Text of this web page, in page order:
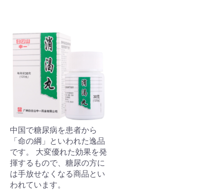
中国で糖尿病を患者から
「命の綱」といわれた逸品
です。 大変優れた効果を発
揮するもので、糖尿の方に
は手放せなくなる商品とい
われています。